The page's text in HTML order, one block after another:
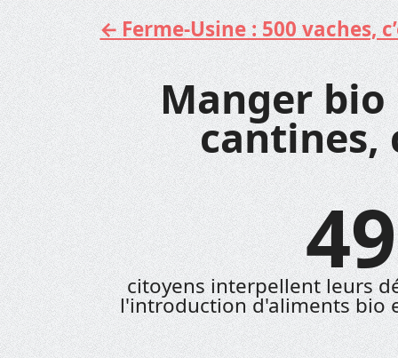
Aller
au
contenu
Ferme-Usine : 500 vaches,
Manger bio
cantines,
citoyens interpellent leurs
l'introduction d'aliments bio